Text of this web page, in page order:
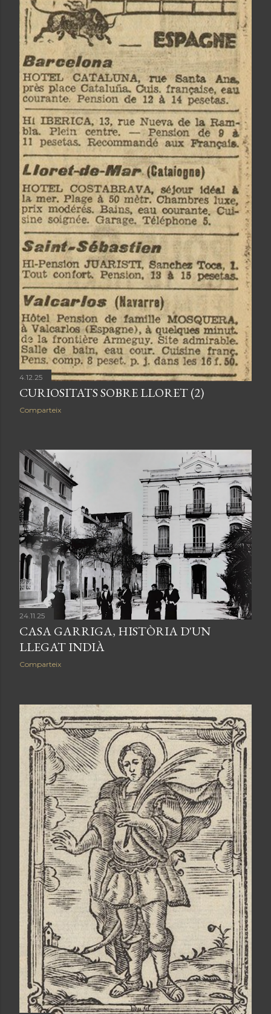
4.12.25
CURIOSITATS SOBRE LLORET (2)
Comparteix
24.11.25
CASA GARRIGA, HISTÒRIA D'UN
LLEGAT INDIÀ
Comparteix